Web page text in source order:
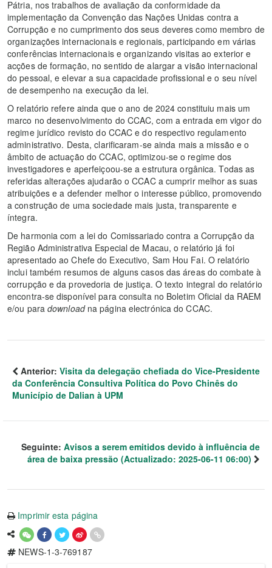
Pátria, nos trabalhos de avaliação da conformidade da
implementação da Convenção das Nações Unidas contra a
Corrupção e no cumprimento dos seus deveres como membro de
organizações internacionais e regionais, participando em várias
conferências internacionais e organizando visitas ao exterior e
acções de formação, no sentido de alargar a visão internacional
do pessoal, e elevar a sua capacidade profissional e o seu nível
de desempenho na execução da lei.
O relatório refere ainda que o ano de 2024 constituiu mais um
marco no desenvolvimento do CCAC, com a entrada em vigor do
regime jurídico revisto do CCAC e do respectivo regulamento
administrativo. Desta, clarificaram-se ainda mais a missão e o
âmbito de actuação do CCAC, optimizou-se o regime dos
investigadores e aperfeiçoou-se a estrutura orgânica. Todas as
referidas alterações ajudarão o CCAC a cumprir melhor as suas
atribuições e a defender melhor o interesse público, promovendo
a construção de uma sociedade mais justa, transparente e
íntegra.
De harmonia com a lei do Comissariado contra a Corrupção da
Região Administrativa Especial de Macau, o relatório já foi
apresentado ao Chefe do Executivo, Sam Hou Fai. O relatório
inclui também resumos de alguns casos das áreas do combate à
corrupção e da provedoria de justiça. O texto integral do relatório
encontra-se disponível para consulta no Boletim Oficial da RAEM
e/ou para downloadna página electrónica do CCAC.
Anterior: Visita da delegação chefiada do Vice-Presidente
da Conferência Consultiva Política do Povo Chinês do
Município de Dalian à UPM
Seguinte: Avisos a serem emitidos devido à influência de
área de baixa pressão (Actualizado: 2025-06-11 06:00)
Imprimir esta página
NEWS-1-3-769187